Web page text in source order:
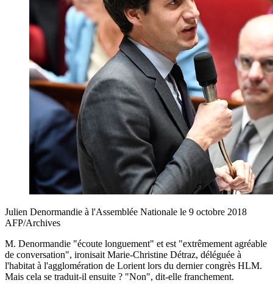
Julien Denormandie à l'Assemblée Nationale le 9 octobre 2018
AFP/Archives
M. Denormandie "écoute longuement" et est "extrêmement agréable
de conversation", ironisait Marie-Christine Détraz, déléguée à
l'habitat à l'agglomération de Lorient lors du dernier congrès HLM.
Mais cela se traduit-il ensuite ? "Non", dit-elle franchement.